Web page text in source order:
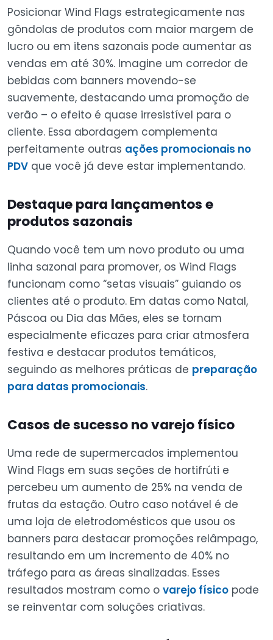
Posicionar Wind Flags estrategicamente nas
gôndolas de produtos com maior margem de
lucro ou em itens sazonais pode aumentar as
vendas em até 30%. Imagine um corredor de
bebidas com banners movendo-se
suavemente, destacando uma promoção de
verão – o efeito é quase irresistível para o
cliente. Essa abordagem complementa
perfeitamente outras ações promocionais no
PDV que você já deve estar implementando.
Destaque para lançamentos e
produtos sazonais
Quando você tem um novo produto ou uma
linha sazonal para promover, os Wind Flags
funcionam como “setas visuais” guiando os
clientes até o produto. Em datas como Natal,
Páscoa ou Dia das Mães, eles se tornam
especialmente eficazes para criar atmosfera
festiva e destacar produtos temáticos,
seguindo as melhores práticas de preparação
para datas promocionais.
Casos de sucesso no varejo físico
Uma rede de supermercados implementou
Wind Flags em suas seções de hortifrúti e
percebeu um aumento de 25% na venda de
frutas da estação. Outro caso notável é de
uma loja de eletrodomésticos que usou os
banners para destacar promoções relâmpago,
resultando em um incremento de 40% no
tráfego para as áreas sinalizadas. Esses
resultados mostram como o varejo físico pode
se reinventar com soluções criativas.